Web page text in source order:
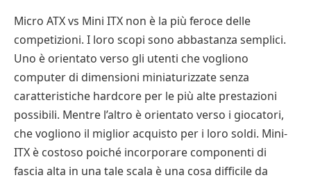
Micro ATX vs Mini ITX non è la più feroce delle
competizioni. I loro scopi sono abbastanza semplici.
Uno è orientato verso gli utenti che vogliono
computer di dimensioni miniaturizzate senza
caratteristiche hardcore per le più alte prestazioni
possibili. Mentre l’altro è orientato verso i giocatori,
che vogliono il miglior acquisto per i loro soldi. Mini-
ITX è costoso poiché incorporare componenti di
fascia alta in una tale scala è una cosa difficile da